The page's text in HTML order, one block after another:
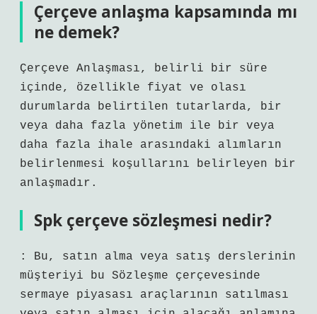
Çerçeve anlaşma kapsamında mı
ne demek?
Çerçeve Anlaşması, belirli bir süre
içinde, özellikle fiyat ve olası
durumlarda belirtilen tutarlarda, bir
veya daha fazla yönetim ile bir veya
daha fazla ihale arasındaki alımların
belirlenmesi koşullarını belirleyen bir
anlaşmadır.
Spk çerçeve sözleşmesi nedir?
: Bu, satın alma veya satış derslerinin
müşteriyi bu Sözleşme çerçevesinde
sermaye piyasası araçlarının satılması